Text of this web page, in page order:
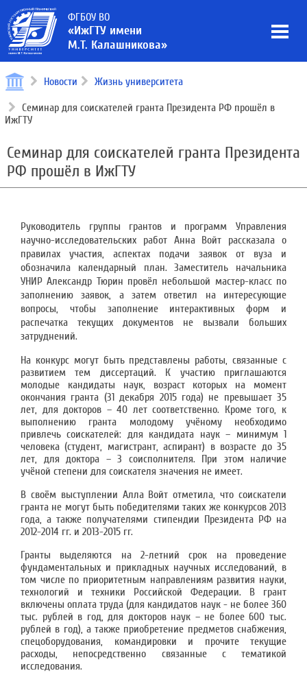
ФГБОУ ВО
«ИжГТУ имени
М.Т. Калашникова»
Новости Жизнь университета
Семинар для соискателей гранта Президента РФ прошёл в
ИжГТУ
Семинар для соискателей гранта Президента
РФ прошёл в ИжГТУ
Руководитель группы грантов и программ Управления
научно-исследовательских работ Анна Войт рассказала о
правилах участия, аспектах подачи заявок от вуза и
обозначила календарный план. Заместитель начальника
УНИР Александр Тюрин провёл небольшой мастер-класс по
заполнению заявок, а затем ответил на интересующие
вопросы, чтобы заполнение интерактивных форм и
распечатка текущих документов не вызвали больших
затруднений.
На конкурс могут быть представлены работы, связанные с
развитием тем диссертаций. К участию приглашаются
молодые кандидаты наук, возраст которых на момент
окончания гранта (31 декабря 2015 года) не превышает 35
лет, для докторов – 40 лет соответственно. Кроме того, к
выполнению гранта молодому учёному необходимо
привлечь соискателей: для кандидата наук – минимум 1
человека (студент, магистрант, аспирант) в возрасте до 35
лет, для доктора – 3 соисполнителя. При этом наличие
учёной степени для соискателя значения не имеет.
В своём выступлении Алла Войт отметила, что соискатели
гранта не могут быть победителями таких же конкурсов 2013
года, а также получателями стипендии Президента РФ на
2012-2014 гг. и 2013-2015 гг.
Гранты выделяются на 2-летний срок на проведение
фундаментальных и прикладных научных исследований, в
том числе по приоритетным направлениям развития науки,
технологий и техники Российской Федерации. В грант
включены оплата труда (для кандидатов наук - не более 360
тыс. рублей в год, для докторов наук – не более 600 тыс.
рублей в год), а также приобретение предметов снабжения,
спецоборудования, командировки и прочите текущие
расходы, непосредственно связанные с тематикой
исследования.